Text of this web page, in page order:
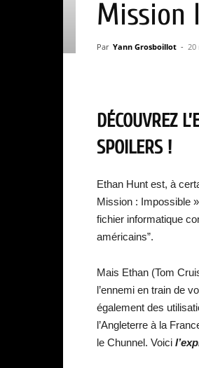
Mission
Par Yann Grosboillot - 20
DÉCOUVREZ
SPOILERS !
Ethan Hunt est, à
Mission : Impossible
fichier informatique
américains”.
Mais Ethan (Tom
l’ennemi en train de
également des
l’Angleterre à la
le Chunnel. Voici